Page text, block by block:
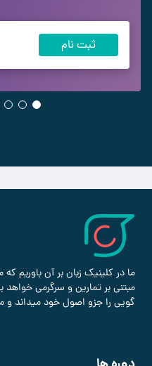
ثبت نام
ما در کلینیک زبان بر آن باوریم
مبتنی بر تمارین و سرگرمی خواهد
گویی را جزو اصول خود میداند و